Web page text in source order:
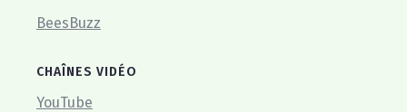
BeesBuzz
CHAÎNES VIDÉO
YouTube